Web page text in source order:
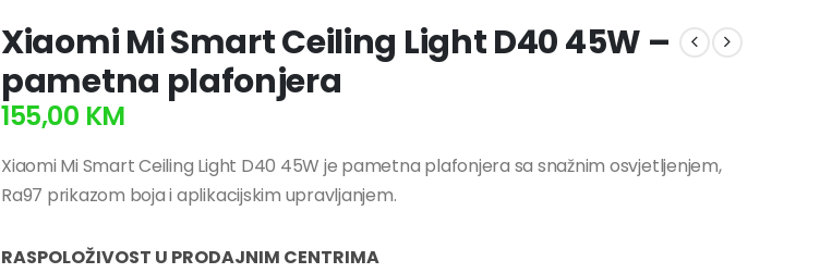
Xiaomi Mi Smart Ceiling Light D40 45W –
pametna plafonjera
155,00 KM
Xiaomi Mi Smart Ceiling Light D40 45W je pametna plafonjera sa snažnim osvjetljenjem,
Ra97 prikazom boja i aplikacijskim upravljanjem.
RASPOLOŽIVOST U PRODAJNIM CENTRIMA